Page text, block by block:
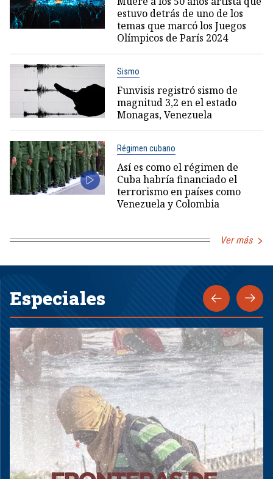
estuvo detrás de uno de los
temas que marcó los Juegos
Olímpicos de París 2024
Sismo
Funvisis registró sismo de
magnitud 3,2 en el estado
Monagas, Venezuela
Régimen cubano
Así es como el régimen de
Cuba habría financiado el
terrorismo en países como
Venezuela y Colombia
Ver más
Especiales